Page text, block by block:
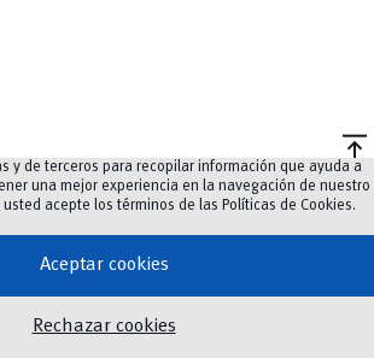
vertical_align_top
y de terceros para recopilar información que ayuda a
una mejor experiencia en la navegación de nuestro
acepte los términos de las Políticas de Cookies.
Aceptar cookies
Rechazar cookies